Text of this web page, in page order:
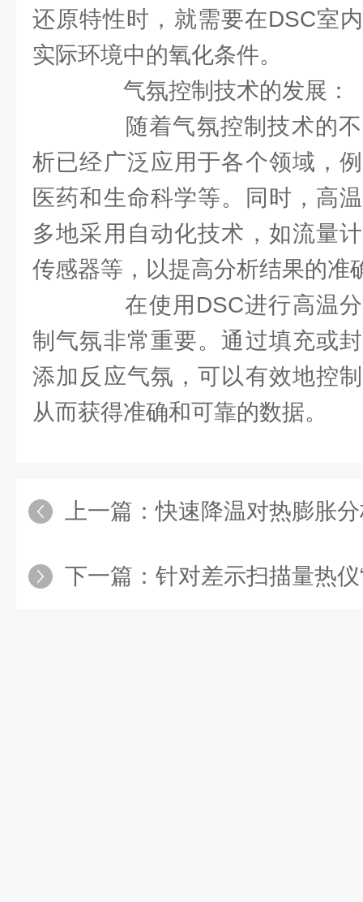
还原特性时，就需要在DSC室
实际环境中的氧化条件。
气氛控制技术的发展：
随着气氛控制技术的不
析已经广泛应用于各个领域，
医药和生命科学等。同时，高
多地采用自动化技术，如流量
传感器等，以提高分析结果的准
在使用DSC进行高温分
制气氛非常重要。通过填充或
添加反应气氛，可以有效地控
从而获得准确和可靠的数据。
上一篇：快速降温对热膨胀
下一篇： 针对差示扫描量热仪